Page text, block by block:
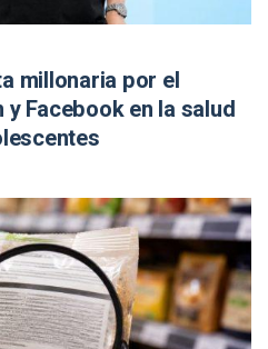
millonaria por el
Facebook en la salud